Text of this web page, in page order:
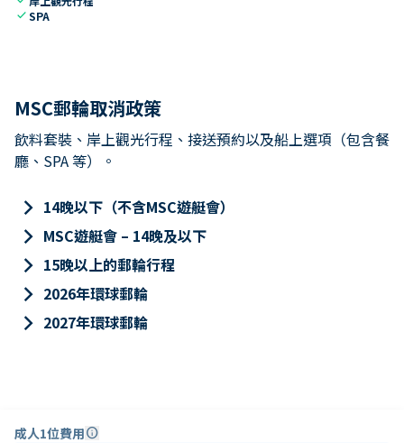
checkSPA
MSC郵輪取消政策
飲料套裝、岸上觀光行程、接送預約以及船上選項（包含餐
廳、SPA 等）。
keyboard_arrow_right 14晚以下（不含MSC遊艇會）
keyboard_arrow_right MSC遊艇會 – 14晚及以下
keyboard_arrow_right 15晚以上的郵輪行程
keyboard_arrow_right 2026年環球郵輪
keyboard_arrow_right 2027年環球郵輪
成人1位費用info